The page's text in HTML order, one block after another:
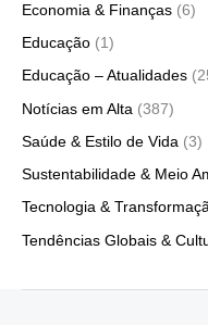
Economia & Finanças (6)
Educação (1)
Educação – Atualidades
Notícias em Alta (387)
Saúde & Estilo de Vida (3)
Sustentabilidade & Meio
Tecnologia &
Tendências Globais &